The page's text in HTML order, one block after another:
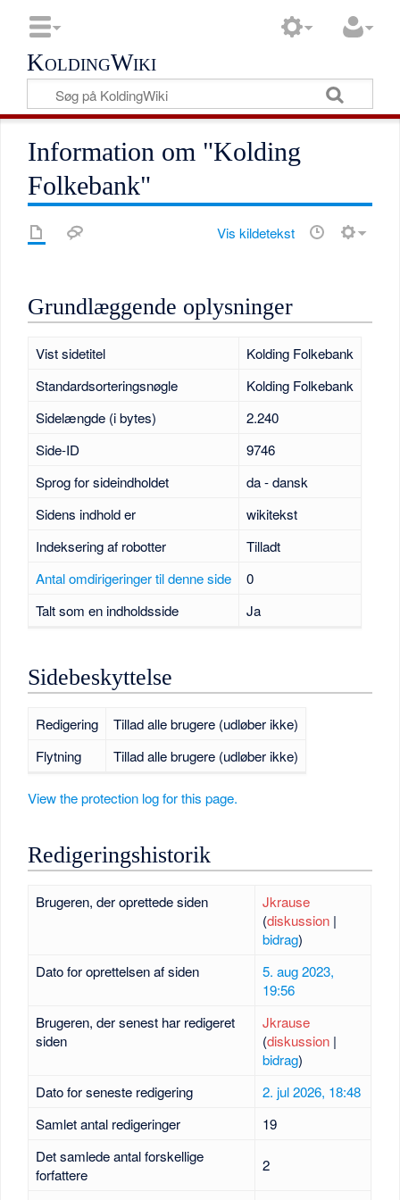
KoldingWiki
Information om "Kolding
Folkebank"
Vis kildetekst
Grundlæggende oplysninger
Vist sidetitel
Kolding Folkebank
Standardsorteringsnøgle
Kolding Folkebank
Sidelængde (i bytes)
2.240
Side-ID
9746
Sprog for sideindholdet
da - dansk
Sidens indhold er
wikitekst
Indeksering af robotter
Tilladt
Antal omdirigeringer til denne side
0
Talt som en indholdsside
Ja
Sidebeskyttelse
Redigering
Tillad alle brugere (udløber ikke)
Flytning
Tillad alle brugere (udløber ikke)
View the protection log for this page.
Redigeringshistorik
Brugeren, der oprettede siden
Jkrause
(diskussion|
bidrag)
Dato for oprettelsen af siden
5. aug 2023,
19:56
Brugeren, der senest har redigeret
siden
Jkrause
(diskussion|
bidrag)
Dato for seneste redigering
2. jul 2026, 18:48
Samlet antal redigeringer
19
Det samlede antal forskellige
forfattere
2